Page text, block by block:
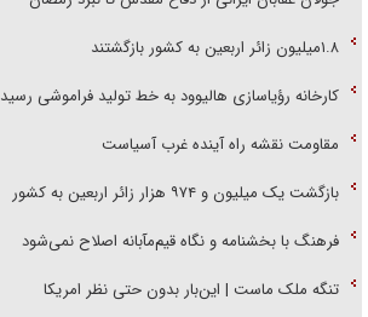
۱.۸میلیون زائر اربعین به کشور بازگشتند
کارخانه رؤیاسازی هالیوود به خط تولید فراموشی رسید
مقاومت نقشه راه آینده غرب آسیاست
بازگشت یک میلیون و ۹۷۴ هزار زائر اربعین به کشور
فرهنگ با بخشنامه و نگاه قیم‌مآبانه اصلاح نمی‌شود
تنگه ملک ماست | این‌بار بدون حتی نظر امریکا